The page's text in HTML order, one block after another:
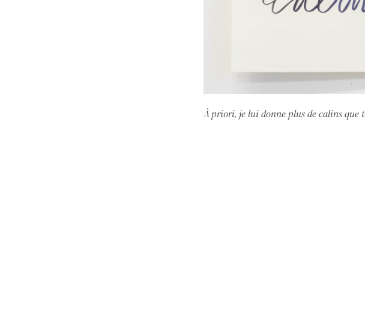
À priori, je lui donne plus de calins que